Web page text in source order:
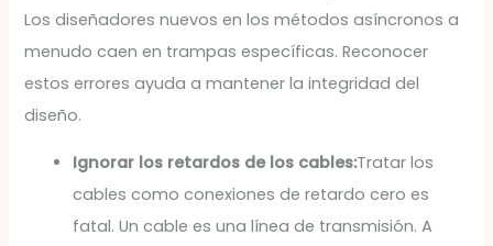
Los diseñadores nuevos en los métodos asíncronos a
menudo caen en trampas específicas. Reconocer
estos errores ayuda a mantener la integridad del
diseño.
Ignorar los retardos de los cables:Tratar los
cables como conexiones de retardo cero es
fatal. Un cable es una línea de transmisión. A